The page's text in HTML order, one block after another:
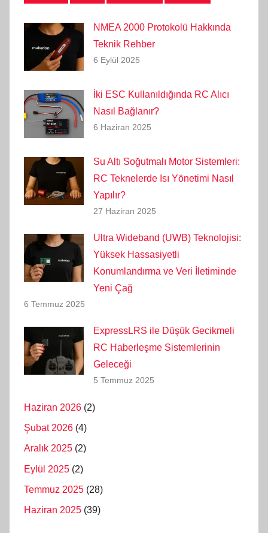
NMEA 2000 Protokolü Hakkında
Teknik Rehber
6 Eylül 2025
İki ESC Kullanıldığında RC Alıcı
Nasıl Bağlanır?
6 Haziran 2025
Su Altı Soğutmalı Motor Sistemleri:
RC Teknelerde Isı Yönetimi Nasıl
Yapılır?
27 Haziran 2025
Ultra Wideband (UWB) Teknolojisi:
Yüksek Hassasiyetli
Konumlandırma ve Veri İletiminde
Yeni Çağ
6 Temmuz 2025
ExpressLRS ile Düşük Gecikmeli
RC Haberleşme Sistemlerinin
Geleceği
5 Temmuz 2025
Haziran 2026 (2)
Şubat 2026 (4)
Aralık 2025 (2)
Eylül 2025 (2)
Temmuz 2025 (28)
Haziran 2025 (39)